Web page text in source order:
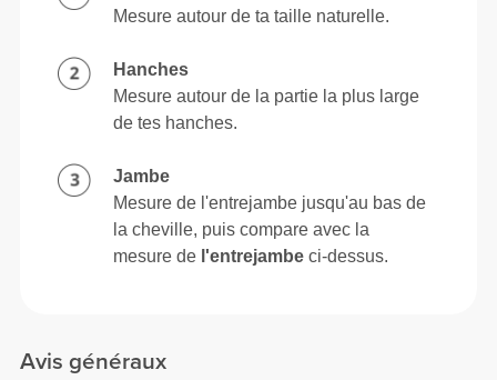
Avis généraux
Mesure autour de ta taille naturelle.
Hanches
Mesure autour de la partie la plus large
de tes hanches.
Jambe
Mesure de l'entrejambe jusqu'au bas de
la cheville, puis compare avec la
mesure de l'entrejambe ci-dessus.